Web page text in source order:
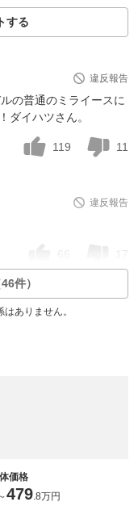
する
違反報告
の普通のミライースに
ダイハツさん。
119 11
違反報告
17
件）
ありません。
価格
479.8万円